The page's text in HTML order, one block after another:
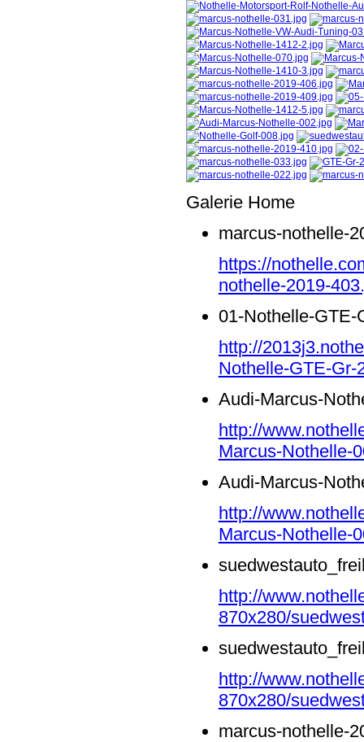
Galerie Home
marcus-nothelle-
https://
nothelle-2019-
01-Nothelle-GTE-
http://
Nothelle-GTE-Gr-
Audi-Marcus-
http://
Marcus-Nothelle-
Audi-Marcus-
http://
Marcus-Nothelle-
http://
870x280/
http://
870x280/
marcus-nothelle-